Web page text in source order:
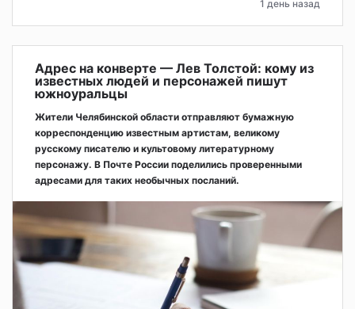
1 день назад
Адрес на конверте — Лев Толстой: кому из
известных людей и персонажей пишут
южноуральцы
Жители Челябинской области отправляют бумажную
корреспонденцию известным артистам, великому
русскому писателю и культовому литературному
персонажу. В Почте России поделились проверенными
адресами для таких необычных посланий.